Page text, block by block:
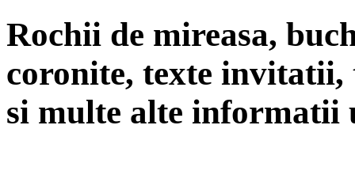
Rochii de mireasa,
coronite, texte
si multe alte informatii